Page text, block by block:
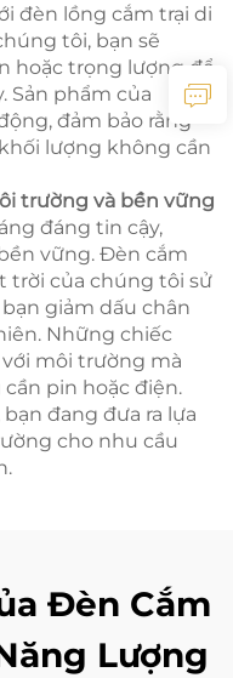
đèn lồng cắm trại di
tôi, bạn sẽ
hoặc trọng lượng để
Sản phẩm của
đảm bảo rằng
lượng không cần
trường và bền vững
đáng tin cậy,
vững. Đèn cắm
trời của chúng tôi sử
giảm dấu chân
Những chiếc
môi trường mà
pin hoặc điện.
đang đưa ra lựa
cho nhu cầu
Đèn Cắm
Lượng